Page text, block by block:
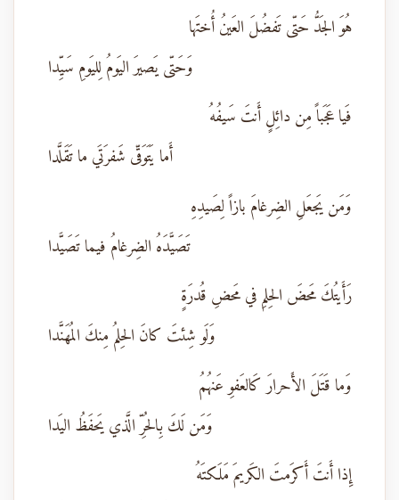
هُوَ الجَدُّ حَتّى تَفضُلَ العَينُ أُختَها
وَحَتّى يَصيرَ اليَومُ لِليَومِ سَيِّدا
فَيا عَجَباً مِن دائِلٍ أَنتَ سَيفُهُ
أَما يَتَوَقّى شَفرَتَي ما تَقَلَّدا
وَمَن يَجعَلِ الضِرغامَ بازاً لِصَيدِهِ
تَصَيَّدَهُ الضِرغامُ فيما تَصَيَّدا
رَأَيتُكَ مَحضَ الحِلمِ في مَحضِ قُدرَةٍ
وَلَو شِئتَ كانَ الحِلمُ مِنكَ المُهَنَّدا
وَما قَتَلَ الأَحرارَ كَالعَفوِ عَنهُمُ
وَمَن لَكَ بِالحُرِّ الَّذي يَحفَظُ اليَدا
إِذا أَنتَ أَكرَمتَ الكَريمَ مَلَكتَهُ